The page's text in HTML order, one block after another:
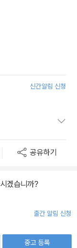
신간알림 신청
공유하기
겠습니까?
출간 알림 신청
중고 등록